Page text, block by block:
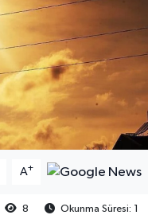
A+
8
Okunma Süresi: 1